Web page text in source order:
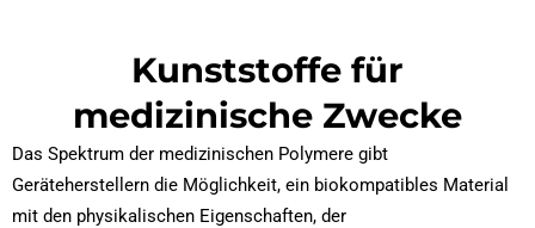
Kunststoffe für
medizinische Zwecke
Das Spektrum der medizinischen Polymere gibt
Geräteherstellern die Möglichkeit, ein biokompatibles Material
mit den physikalischen Eigenschaften, der